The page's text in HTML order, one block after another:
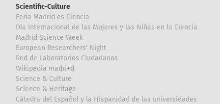
Scientific-Culture
Feria Madrid es Ciencia
Día Internacional de las Mujeres y las Niñas en la Ciencia
Madrid Science Week
European Researchers' Night
Red de Laboratorios Ciudadanos
Wikipedia madri+d
Science & Culture
Science & Heritage
Cátedra del Español y la Hispanidad de las universidades